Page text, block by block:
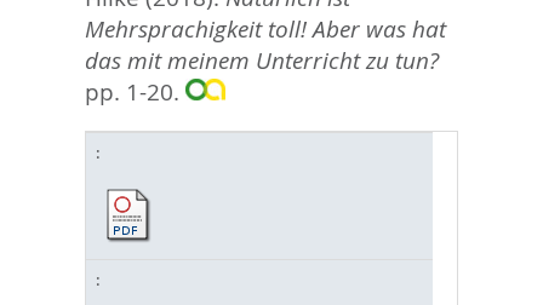
Mehrsprachigkeit toll! Aber was hat
das mit meinem Unterricht zu tun?
pp. 1-20.